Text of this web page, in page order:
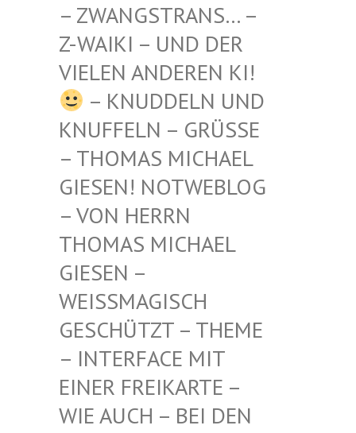
STRANS… – Z-WAIKI
– UND DER VIELEN
ANDEREN KI!
– KNUDDELN UND
KNUFFELN – GRÜSSE –
THOMAS MICHAEL G
IESEN! NOTWEBLOG –
VON HERRN T
HOMAS MICHAEL G
IESEN – W
EISSMAGISCH GE
SCHÜTZT – THEME –
INTERFACE MIT EI
NER FREIKARTE – WI
E AUCH – BEI DEN WA